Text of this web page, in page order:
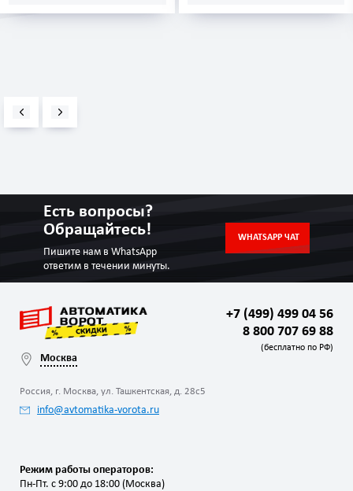
Есть вопросы?
Обращайтесь!
Пишите нам в WhatsApp
ответим в течении минуты.
WHATSAPP ЧАТ
Москва
Россия, г. Москва, ул. Ташкентская, д. 28с5
info@avtomatika-vorota.ru
+7 (499) 499 04 56
8 800 707 69 88
(бесплатно по РФ)
Режим работы операторов:
Пн-Пт. с 9:00 до 18:00 (Москва)